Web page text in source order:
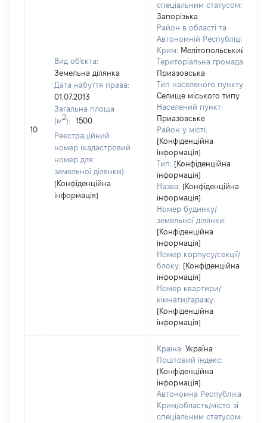
10
Вид об'єкта:
Земельна ділянка
Дата набуття права:
01.07.2013
Загальна площа
(м2):
1500
Реєстраційний
номер (кадастровий
номер для
земельної ділянки):
[Конфіденційна
інформація]
спеціальним статусом:
Запорізька
Район в області та
Автономній Республіці
Крим: Мелітопольський
Територіальна громада:
Приазовська
Тип населеного пункту:
Селище міського типу
Населений пункт:
Приазовське
Район у місті:
[Конфіденційна
інформація]
Тип: [Конфіденційна
інформація]
Назва: [Конфіденційна
інформація]
Номер будинку/
земельної ділянки:
[Конфіденційна
інформація]
Номер корпусу/секції/
блоку: [Конфіденційна
інформація]
Номер квартири/
кімнати/гаражу:
[Конфіденційна
інформація]
Країна: Україна
Поштовий індекс:
[Конфіденційна
інформація]
Автономна Республіка
Крим/область/місто зі
спеціальним статусом: